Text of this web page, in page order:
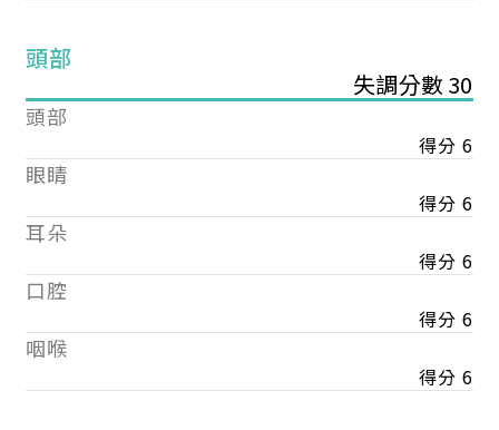
頭部
失調分數 30
頭部
得分 6
眼睛
得分 6
耳朵
得分 6
口腔
得分 6
咽喉
得分 6